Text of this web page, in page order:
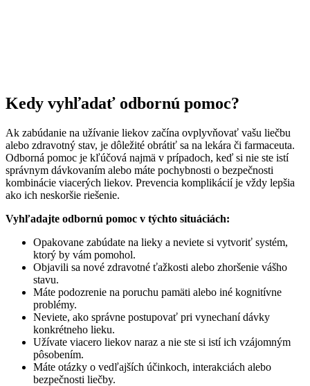
Kedy vyhľadať odbornú pomoc?
Ak zabúdanie na užívanie liekov začína ovplyvňovať vašu liečbu
alebo zdravotný stav, je dôležité obrátiť sa na lekára či farmaceuta.
Odborná pomoc je kľúčová najmä v prípadoch, keď si nie ste istí
správnym dávkovaním alebo máte pochybnosti o bezpečnosti
kombinácie viacerých liekov. Prevencia komplikácií je vždy lepšia
ako ich neskoršie riešenie.
Vyhľadajte odbornú pomoc v týchto situáciách:
Opakovane zabúdate na lieky a neviete si vytvoriť systém,
ktorý by vám pomohol.
Objavili sa nové zdravotné ťažkosti alebo zhoršenie vášho
stavu.
Máte podozrenie na poruchu pamäti alebo iné kognitívne
problémy.
Neviete, ako správne postupovať pri vynechaní dávky
konkrétneho lieku.
Užívate viacero liekov naraz a nie ste si istí ich vzájomným
pôsobením.
Máte otázky o vedľajších účinkoch, interakciách alebo
bezpečnosti liečby.